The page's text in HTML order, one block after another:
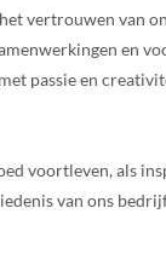
vertrouwen van
en
passie en
voortleven, als
van ons